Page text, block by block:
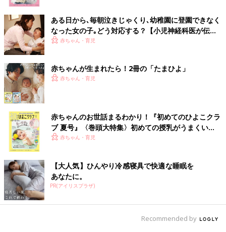
ある日から､毎朝泣きじゃくり､幼稚園に登園できなく
なった女の子｡どう対応する？【小児神経科医が伝え
る〜親子のゆくり〜】
赤ちゃん・育児
赤ちゃんが生まれたら！2冊の「たまひよ」
赤ちゃん・育児
赤ちゃんのお世話まるわかり！『初めてのひよこクラ
ブ 夏号』〈巻頭大特集〉初めての授乳がうまくい
く！ おっぱい・ミルクの基本と夏のトラブル 解決テ
赤ちゃん・育児
【大人気】ひんやり冷感寝具で快適な睡眠を
あなたに。
PR(アイリスプラザ)
Recommended by